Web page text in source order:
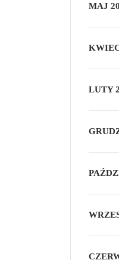
MAJ
LUTY